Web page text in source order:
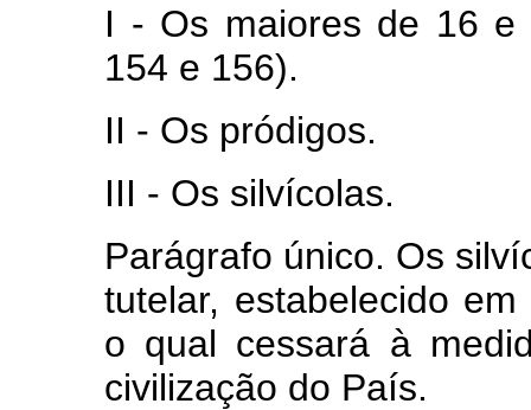
I - Os maiores de 16 e
154 e 156).
II - Os pródigos.
III - Os silvícolas.
Parágrafo único. Os
tutelar, estabelecido
o qual cessará à
civilização do País.